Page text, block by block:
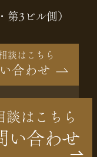
第3ビル側）
談はこちら
合わせ
8241